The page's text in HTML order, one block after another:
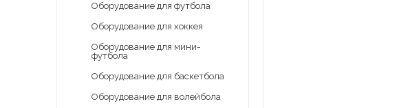
Оборудование для футбола
Оборудование для хоккея
Оборудование для мини-
футбола
Оборудование для баскетбола
Оборудование для волейбола